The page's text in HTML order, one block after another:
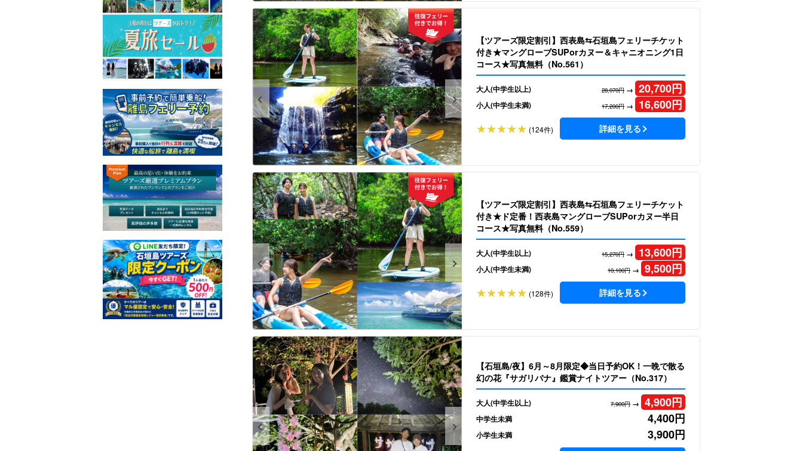
【ツアーズ限定割引】西表島⇆石垣島フェリーチケット
付き★マングローブSUPorカヌー＆キャニオニング1日
コース★写真無料（No.561）
大人(中学生以上) 28,070円→ 20,700円
小人(中学生未満) 17,200円→ 16,600円
(124件) 詳細を見る
【ツアーズ限定割引】西表島⇆石垣島フェリーチケット
付き★ド定番！西表島マングローブSUPorカヌー半日
コース★写真無料（No.559）
大人(中学生以上) 15,270円→ 13,600円
小人(中学生未満) 10,100円→ 9,500円
(128件) 詳細を見る
【石垣島/夜】6月～8月限定◆当日予約OK！一晩で散る
幻の花『サガリバナ』鑑賞ナイトツアー（No.317）
大人(中学生以上) 7,900円→ 4,900円
中学生未満 4,400円
小学生未満 3,900円